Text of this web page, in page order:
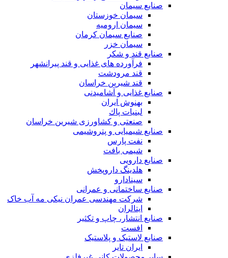
صنایع سیمان
سیمان خوزستان
سیمان ارومیه
صنایع سیمان کرمان
سیمان خزر
صنایع قند و شکر
فرآورده های غذایی و قند پیرانشهر
قند مرودشت
قند شیرین خراسان
صنایع غذايی و آشاميدنی
بهنوش ایران
لبنيات پاك
صنعتی و کشاورزی شیرین خراسان
صنایع شیمیایی و پتروشیمی
نفت پارس
شیمی بافت
صنایع دارویی
هلدینگ داروپخش
سینادارو
صنایع ساختمانی و عمرانی
شرکت مهندسی عمران نیکی مه آب خاک
ایتالران
صنایع انتشار، چاپ و تکثير
افست
صنایع لاستیک و پلاستیک
ایران تایر